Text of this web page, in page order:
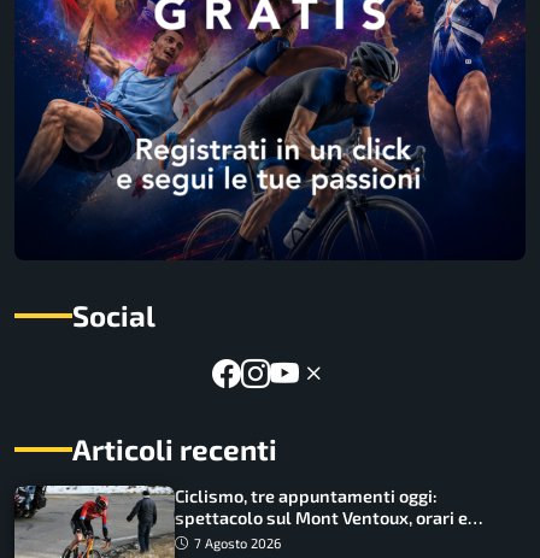
Social
Articoli recenti
Ciclismo, tre appuntamenti oggi:
spettacolo sul Mont Ventoux, orari e
come vederli
7 Agosto 2026